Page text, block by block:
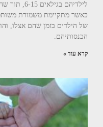
לילדיהם
כאשר מתקיימת משמורת
של הילדים בזמן שהם אצלו,
הכנסותיהם.
קרא עוד »